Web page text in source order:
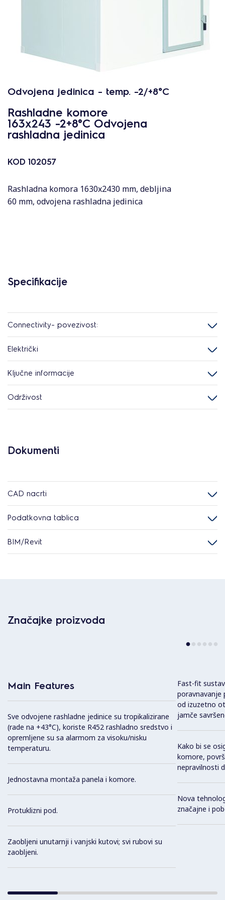
Odvojena jedinica - temp. -2/+8°C
Rashladne komore
163x243 -2+8°C Odvojena
rashladna jedinica
KOD 102057
Rashladna komora 1630x2430 mm, debljina
60 mm, odvojena rashladna jedinica
Specifikacije
Connectivity- povezivost:
Električki
Ključne informacije
Održivost
Dokumenti
CAD nacrti
Podatkovna tablica
BIM/Revit
Značajke proizvoda
Main Features
Sve odvojene rashladne jedinice su tropikalizirane
(rade na +43°C), koriste R452 rashladno sredstvo i
opremljene su sa alarmom za visoku/nisku
temperaturu.
Jednostavna montaža panela i komore.
Protuklizni pod.
Zaobljeni unutarnji i vanjski kutovi; svi rubovi su
zaobljeni.
Fast-fit
poravnavanje
od izuzetno
jamče
Kako bi se
komore,
nepravilnosti
Nova
značajne i